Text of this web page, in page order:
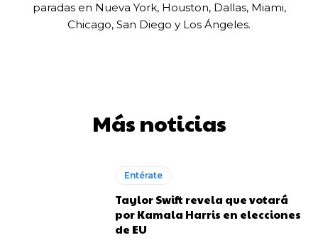
paradas en Nueva York, Houston, Dallas, Miami,
Chicago, San Diego y Los Ángeles.
Más noticias
Entérate
Taylor Swift revela que votará
por Kamala Harris en elecciones
de EU